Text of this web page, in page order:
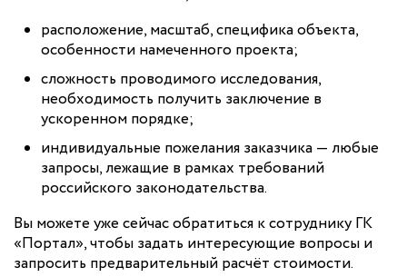
расположение, масштаб, специфика объекта,
особенности намеченного проекта;
сложность проводимого исследования,
необходимость получить заключение в
ускоренном порядке;
индивидуальные пожелания заказчика — любые
запросы, лежащие в рамках требований
российского законодательства.
Вы можете уже сейчас обратиться к сотруднику ГК
«Портал», чтобы задать интересующие вопросы и
запросить предварительный расчёт стоимости.